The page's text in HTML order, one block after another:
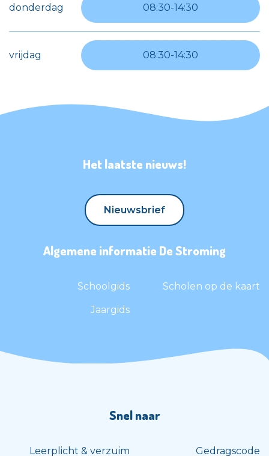
donderdag 08:30-14:30
vrijdag 08:30-14:30
Het laatste nieuws!
Nieuwsbrief
Nieuwsbrief
Algemene informatie De Stroming
Schoolgids
Jaargids
Scholen op de kaart
Snel naar
Leerplicht & verzuim Gedragscode